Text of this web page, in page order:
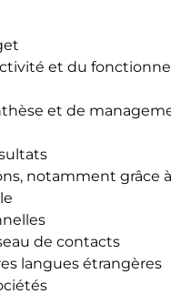
et du
et de
notamment grâce
de contacts
langues étrangères